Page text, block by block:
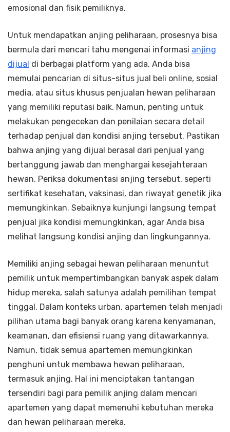
emosional dan fisik pemiliknya.
Untuk mendapatkan anjing peliharaan, prosesnya bisa
bermula dari mencari tahu mengenai informasi anjing
dijual di berbagai platform yang ada. Anda bisa
memulai pencarian di situs-situs jual beli online, sosial
media, atau situs khusus penjualan hewan peliharaan
yang memiliki reputasi baik. Namun, penting untuk
melakukan pengecekan dan penilaian secara detail
terhadap penjual dan kondisi anjing tersebut. Pastikan
bahwa anjing yang dijual berasal dari penjual yang
bertanggung jawab dan menghargai kesejahteraan
hewan. Periksa dokumentasi anjing tersebut, seperti
sertifikat kesehatan, vaksinasi, dan riwayat genetik jika
memungkinkan. Sebaiknya kunjungi langsung tempat
penjual jika kondisi memungkinkan, agar Anda bisa
melihat langsung kondisi anjing dan lingkungannya.
Memiliki anjing sebagai hewan peliharaan menuntut
pemilik untuk mempertimbangkan banyak aspek dalam
hidup mereka, salah satunya adalah pemilihan tempat
tinggal. Dalam konteks urban, apartemen telah menjadi
pilihan utama bagi banyak orang karena kenyamanan,
keamanan, dan efisiensi ruang yang ditawarkannya.
Namun, tidak semua apartemen memungkinkan
penghuni untuk membawa hewan peliharaan,
termasuk anjing. Hal ini menciptakan tantangan
tersendiri bagi para pemilik anjing dalam mencari
apartemen yang dapat memenuhi kebutuhan mereka
dan hewan peliharaan mereka.